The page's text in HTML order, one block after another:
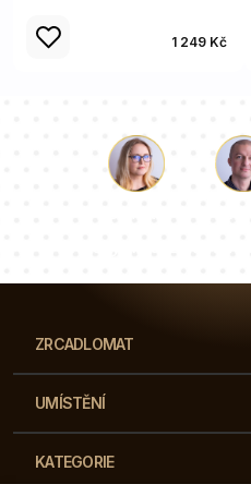
1 249 Kč
ZRCADLOMAT
UMÍSTĚNÍ
KATEGORIE